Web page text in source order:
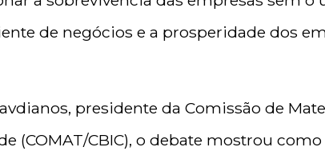
de negócios e a prosperidade dos
presidente da Comissão de
(COMAT/CBIC), o debate mostrou